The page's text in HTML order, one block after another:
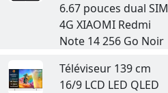
6.67 pouces dual SIM
4G XIAOMI Redmi
Note 14 256 Go Noir
Téléviseur 139 cm
16/9 LCD LED QLED